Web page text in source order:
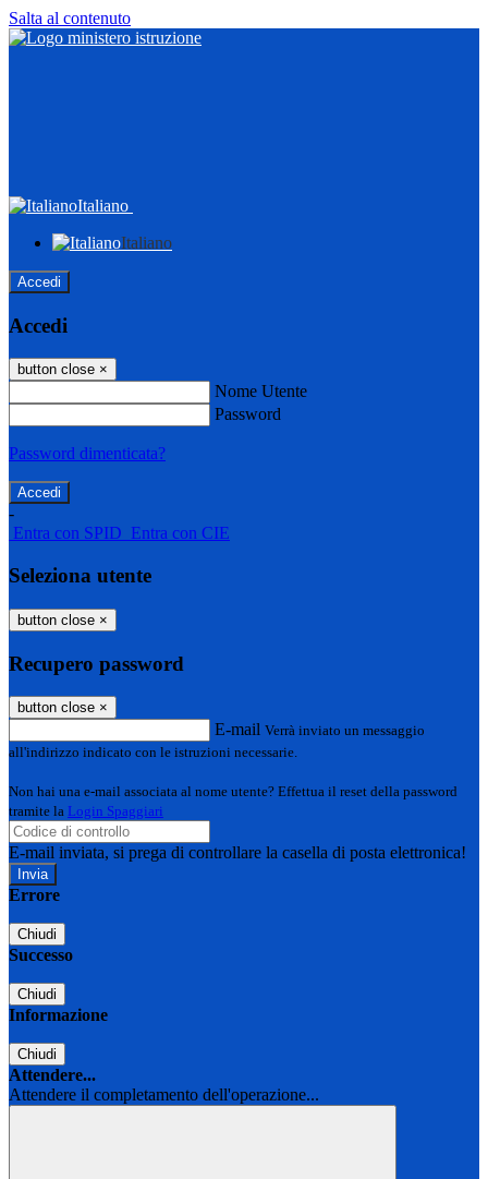
Salta al contenuto
Italiano
Italiano
Accedi
Accedi
button close ×
Nome Utente
Password
Password dimenticata?
-
Entra con SPID Entra con CIE
Seleziona utente
button close ×
Recupero password
button close ×
E-mail Verrà inviato un messaggio
all'indirizzo indicato con le istruzioni necessarie.
Non hai una e-mail associata al nome utente? Effettua il reset della password
tramite la Login Spaggiari
E-mail inviata, si prega di controllare la casella di posta elettronica!
Errore
Chiudi
Successo
Chiudi
Informazione
Chiudi
Attendere...
Attendere il completamento dell'operazione...